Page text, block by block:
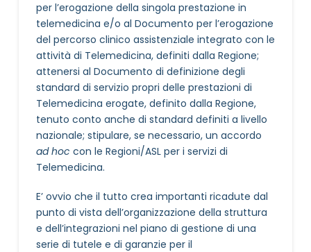
per l’erogazione della singola prestazione in
telemedicina e/o al Documento per l’erogazione
del percorso clinico assistenziale integrato con le
attività di Telemedicina, definiti dalla Regione;
attenersi al Documento di definizione degli
standard di servizio propri delle prestazioni di
Telemedicina erogate, definito dalla Regione,
tenuto conto anche di standard definiti a livello
nazionale; stipulare, se necessario, un accordo
ad hoc con le Regioni/ASL per i servizi di
Telemedicina.
E’ ovvio che il tutto crea importanti ricadute dal
punto di vista dell’organizzazione della struttura
e dell’integrazioni nel piano di gestione di una
serie di tutele e di garanzie per il